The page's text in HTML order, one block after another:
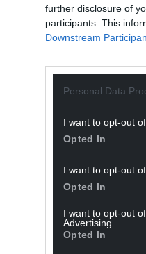
further disclosure of
participants. This
Downstream
Personal Data
I want to opt-out
Opted In
I want to opt-out
Opted In
I want to opt-out
Advertising.
Opted In
a Tor Sports
rendir homenaje a
ADVERT - CONTINUE